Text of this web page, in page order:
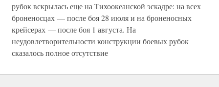
рубок вскрылась еще на Тихоокеанской эскадре: на всех
броненосцах — после боя 28 июля и на броненосных
крейсерах — после боя 1 августа. На
неудовлетворительности конструкции боевых рубок
сказалось полное отсутствие